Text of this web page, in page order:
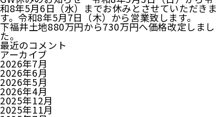
和8年5月6日（水）までお休みとさせていただきま
す。令和8年5月7日（木）から営業致します。
下福井土地880万円から730万円へ価格改定しまし
た。
最近のコメント
アーカイブ
2026年7月
2026年6月
2026年5月
2026年4月
2025年12月
2025年11月